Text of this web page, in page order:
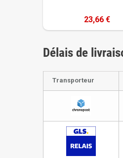
23,66 €
Délais de
Transporteur